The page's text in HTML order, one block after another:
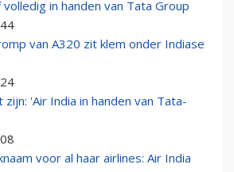
in handen van Tata Group
van A320 zit klem onder Indiase
'Air India in handen van Tata-
voor al haar airlines: Air India